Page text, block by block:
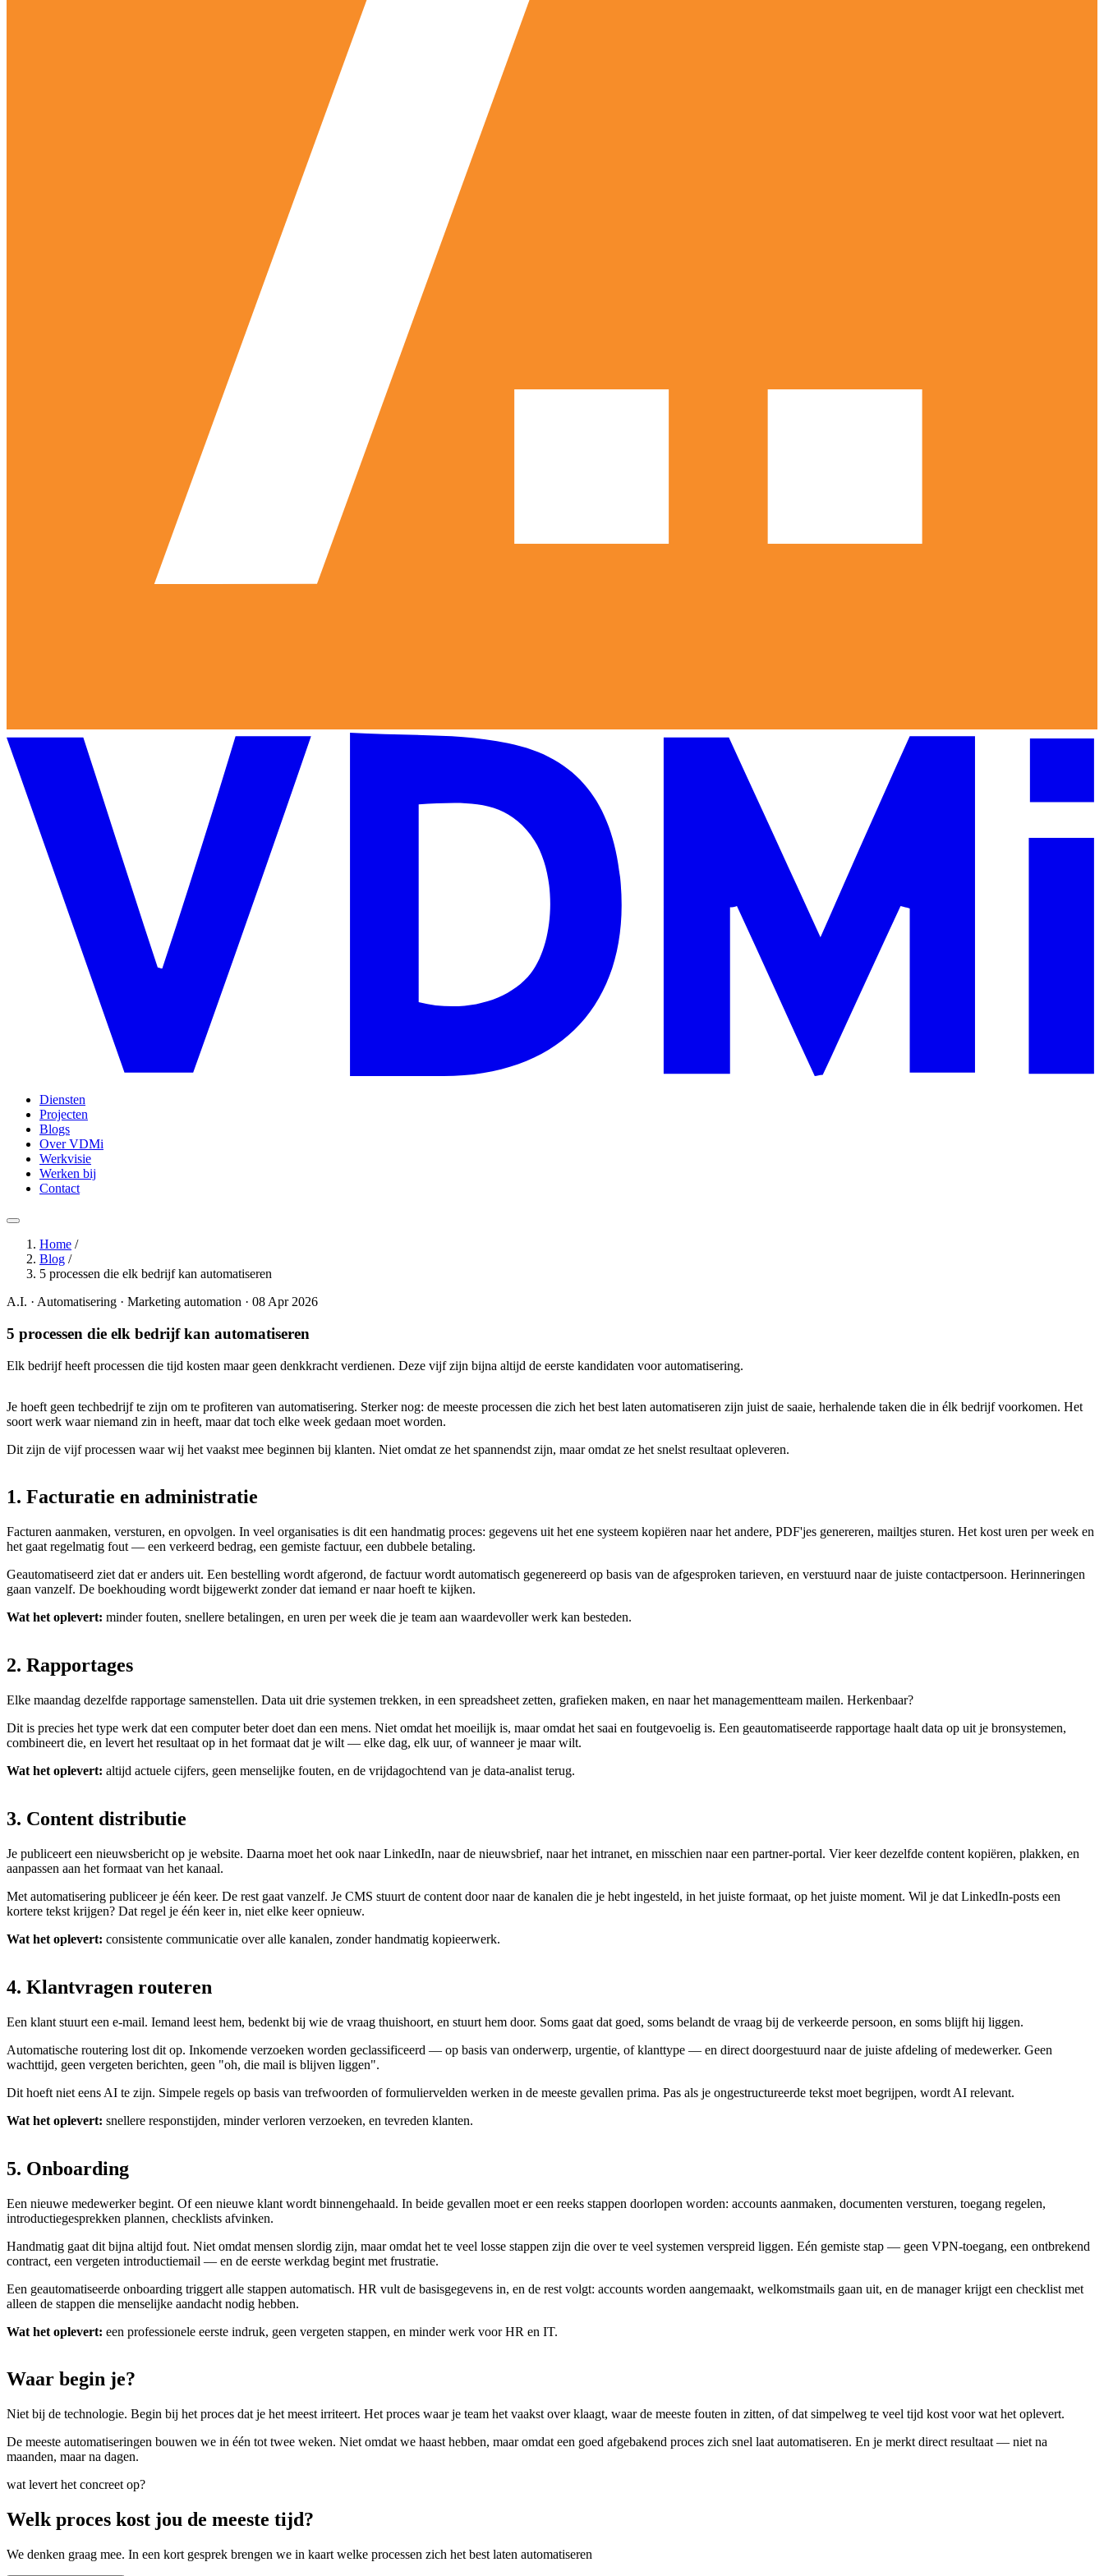
Diensten
Projecten
Blogs
Over VDMi
Werkvisie
Werken bij
Contact
Home /
Blog /
5 processen die elk bedrijf kan automatiseren
A.I. · Automatisering · Marketing automation · 08 Apr 2026
5 processen die elk bedrijf kan automatiseren
Elk bedrijf heeft processen die tijd kosten maar geen denkkracht verdienen. Deze vijf zijn bijna altijd de eerste kandidaten voor automatisering.
Je hoeft geen techbedrijf te zijn om te profiteren van automatisering. Sterker nog: de meeste processen die zich het best laten automatiseren zijn juist de saaie, herhalende taken die in élk bedrijf voorkomen. Het
soort werk waar niemand zin in heeft, maar dat toch elke week gedaan moet worden.
Dit zijn de vijf processen waar wij het vaakst mee beginnen bij klanten. Niet omdat ze het spannendst zijn, maar omdat ze het snelst resultaat opleveren.
1. Facturatie en administratie
Facturen aanmaken, versturen, en opvolgen. In veel organisaties is dit een handmatig proces: gegevens uit het ene systeem kopiëren naar het andere, PDF'jes genereren, mailtjes sturen. Het kost uren per week en
het gaat regelmatig fout — een verkeerd bedrag, een gemiste factuur, een dubbele betaling.
Geautomatiseerd ziet dat er anders uit. Een bestelling wordt afgerond, de factuur wordt automatisch gegenereerd op basis van de afgesproken tarieven, en verstuurd naar de juiste contactpersoon. Herinneringen
gaan vanzelf. De boekhouding wordt bijgewerkt zonder dat iemand er naar hoeft te kijken.
Wat het oplevert: minder fouten, snellere betalingen, en uren per week die je team aan waardevoller werk kan besteden.
2. Rapportages
Elke maandag dezelfde rapportage samenstellen. Data uit drie systemen trekken, in een spreadsheet zetten, grafieken maken, en naar het managementteam mailen. Herkenbaar?
Dit is precies het type werk dat een computer beter doet dan een mens. Niet omdat het moeilijk is, maar omdat het saai en foutgevoelig is. Een geautomatiseerde rapportage haalt data op uit je bronsystemen,
combineert die, en levert het resultaat op in het formaat dat je wilt — elke dag, elk uur, of wanneer je maar wilt.
Wat het oplevert: altijd actuele cijfers, geen menselijke fouten, en de vrijdagochtend van je data-analist terug.
3. Content distributie
Je publiceert een nieuwsbericht op je website. Daarna moet het ook naar LinkedIn, naar de nieuwsbrief, naar het intranet, en misschien naar een partner-portal. Vier keer dezelfde content kopiëren, plakken, en
aanpassen aan het formaat van het kanaal.
Met automatisering publiceer je één keer. De rest gaat vanzelf. Je CMS stuurt de content door naar de kanalen die je hebt ingesteld, in het juiste formaat, op het juiste moment. Wil je dat LinkedIn-posts een
kortere tekst krijgen? Dat regel je één keer in, niet elke keer opnieuw.
Wat het oplevert: consistente communicatie over alle kanalen, zonder handmatig kopieerwerk.
4. Klantvragen routeren
Een klant stuurt een e-mail. Iemand leest hem, bedenkt bij wie de vraag thuishoort, en stuurt hem door. Soms gaat dat goed, soms belandt de vraag bij de verkeerde persoon, en soms blijft hij liggen.
Automatische routering lost dit op. Inkomende verzoeken worden geclassificeerd — op basis van onderwerp, urgentie, of klanttype — en direct doorgestuurd naar de juiste afdeling of medewerker. Geen
wachttijd, geen vergeten berichten, geen "oh, die mail is blijven liggen".
Dit hoeft niet eens AI te zijn. Simpele regels op basis van trefwoorden of formuliervelden werken in de meeste gevallen prima. Pas als je ongestructureerde tekst moet begrijpen, wordt AI relevant.
Wat het oplevert: snellere responstijden, minder verloren verzoeken, en tevreden klanten.
5. Onboarding
Een nieuwe medewerker begint. Of een nieuwe klant wordt binnengehaald. In beide gevallen moet er een reeks stappen doorlopen worden: accounts aanmaken, documenten versturen, toegang regelen,
introductiegesprekken plannen, checklists afvinken.
Handmatig gaat dit bijna altijd fout. Niet omdat mensen slordig zijn, maar omdat het te veel losse stappen zijn die over te veel systemen verspreid liggen. Eén gemiste stap — geen VPN-toegang, een ontbrekend
contract, een vergeten introductiemail — en de eerste werkdag begint met frustratie.
Een geautomatiseerde onboarding triggert alle stappen automatisch. HR vult de basisgegevens in, en de rest volgt: accounts worden aangemaakt, welkomstmails gaan uit, en de manager krijgt een checklist met
alleen de stappen die menselijke aandacht nodig hebben.
Wat het oplevert: een professionele eerste indruk, geen vergeten stappen, en minder werk voor HR en IT.
Waar begin je?
Niet bij de technologie. Begin bij het proces dat je het meest irriteert. Het proces waar je team het vaakst over klaagt, waar de meeste fouten in zitten, of dat simpelweg te veel tijd kost voor wat het oplevert.
De meeste automatiseringen bouwen we in één tot twee weken. Niet omdat we haast hebben, maar omdat een goed afgebakend proces zich snel laat automatiseren. En je merkt direct resultaat — niet na
maanden, maar na dagen.
wat levert het concreet op?
Welk proces kost jou de meeste tijd?
We denken graag mee. In een kort gesprek brengen we in kaart welke processen zich het best laten automatiseren